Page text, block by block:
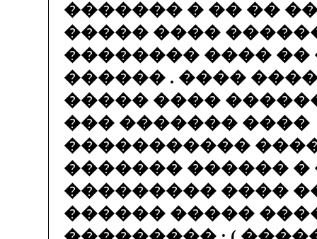
������� � �� ��
����� ����
�������� ���� ��
������ . ����
����� ����
��� ������� ����
�����������
������� ������ �
��������� ����
������ �����